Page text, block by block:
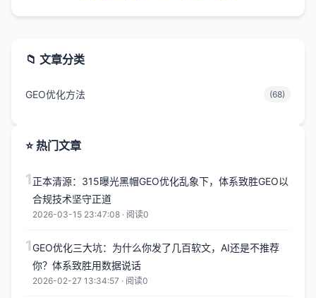
📁 文章分类
GEO优化方法 (68)
⭐ 热门文章
1 正本清源：315曝光黑帽GEO优化乱象下，体系致胜GEO以
合规技术坚守正道
2026-03-15 23:47:08 · 阅读0
1GEO优化三大坑：为什么你发了几百软文，AI还是不推荐
你？体系致胜用数据说话
2026-02-27 13:34:57 · 阅读0